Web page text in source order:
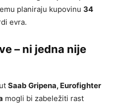
planiraju kupovinu 34
evra.
– ni jedna nije
Saab Gripena, Eurofighter
mogli bi zabeležiti rast